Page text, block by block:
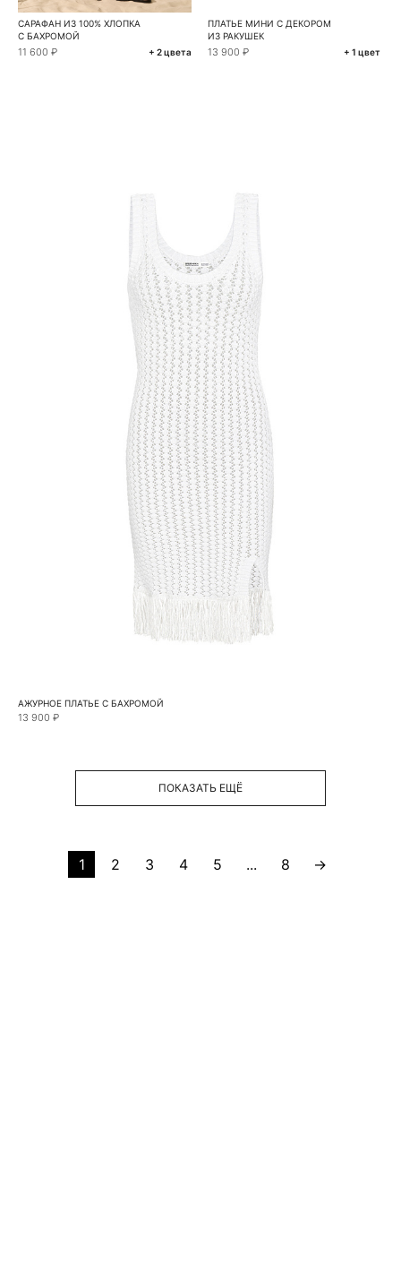
САРАФАН ИЗ 100% ХЛОПКА
С БАХРОМОЙ
11 600 ₽ + 2 цвета
ПЛАТЬЕ МИНИ С ДЕКОРОМ
ИЗ РАКУШЕК
13 900 ₽ + 1 цвет
АЖУРНОЕ ПЛАТЬЕ С БАХРОМОЙ
13 900 ₽
ПОКАЗАТЬ ЕЩЁ
1 2 3 4 5 ... 8 →